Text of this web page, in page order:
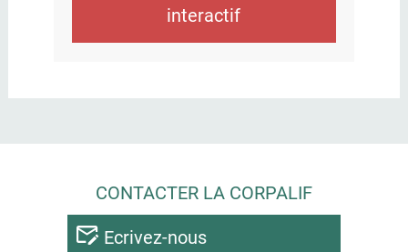
interactif
CONTACTER LA CORPALIF
Ecrivez-nous